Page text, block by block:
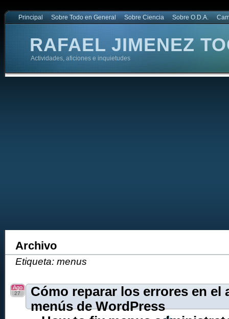
Principal Sobre Todo en General Sobre Ciencia Sobre O.D.A.
RAFAEL JIMENEZ
Actividades, aficiones e inquietudes
Archivo
Etiqueta: menus
Cómo reparar los errores en el
menús de WordPress
Ago
27